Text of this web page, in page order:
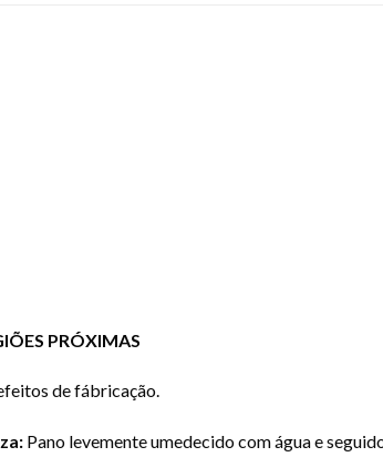
PRÓXIMAS
de fábricação.
Pano levemente umedecido com água e